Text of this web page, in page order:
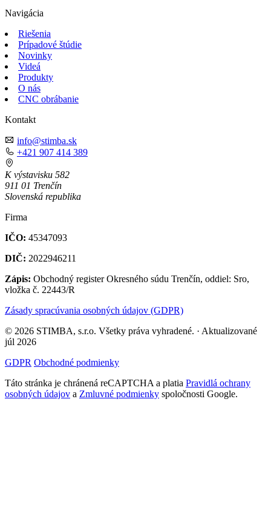
Navigácia
Riešenia
Prípadové štúdie
Novinky
Videá
Produkty
O nás
CNC obrábanie
Kontakt
info@stimba.sk
+421 907 414 389
K výstavisku 582
911 01 Trenčín
Slovenská republika
Firma
IČO: 45347093
DIČ: 2022946211
Zápis: Obchodný register Okresného súdu Trenčín, oddiel: Sro,
vložka č. 22443/R
Zásady spracúvania osobných údajov (GDPR)
© 2026 STIMBA, s.r.o. Všetky práva vyhradené. · Aktualizované
júl 2026
GDPR Obchodné podmienky
Táto stránka je chránená reCAPTCHA a platia Pravidlá ochrany
osobných údajov a Zmluvné podmienky spoločnosti Google.